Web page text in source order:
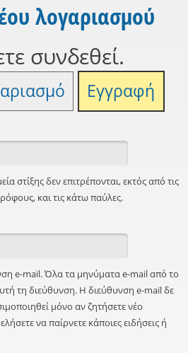
λογαριασμού
συνδεθεί.
Εγγραφή
στίξης δεν επιτρέπονται, εκτός από τις
και τις κάτω παύλες.
e-mail. Όλα τα μηνύματα e-mail από το
τη διεύθυνση. Η διεύθυνση e-mail δε
μόνο αν ζητήσετε νέο
να παίρνετε κάποιες ειδήσεις ή